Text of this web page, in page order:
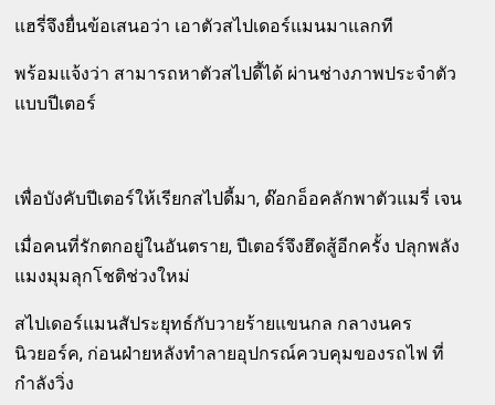
แฮรี่จึงยื่นข้อเสนอว่า เอาตัวสไปเดอร์แมนมาแลกที
พร้อมแจ้งว่า สามารถหาตัวสไปดี้ได้ ผ่านช่างภาพประจำตัว
แบบปีเตอร์
เพื่อบังคับปีเตอร์ให้เรียกสไปดี้มา, ด๊อกอ็อคลักพาตัวแมรี่ เจน
เมื่อคนที่รักตกอยู่ในอันตราย, ปีเตอร์จึงฮึดสู้อีกครั้ง ปลุกพลัง
แมงมุมลุกโชติช่วงใหม่
สไปเดอร์แมนสัประยุทธ์กับวายร้ายแขนกล กลางนคร
นิวยอร์ค, ก่อนฝ่ายหลังทำลายอุปกรณ์ควบคุมของรถไฟ ที่
กำลังวิ่ง